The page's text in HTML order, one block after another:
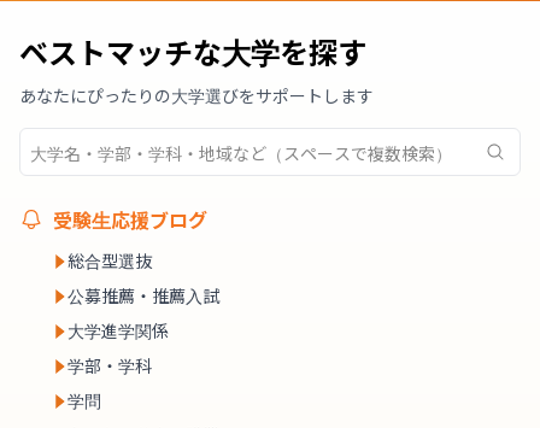
ベストマッチな大学を探す
あなたにぴったりの大学選びをサポートします
受験生応援ブログ
総合型選抜
公募推薦・推薦入試
大学進学関係
学部・学科
学問